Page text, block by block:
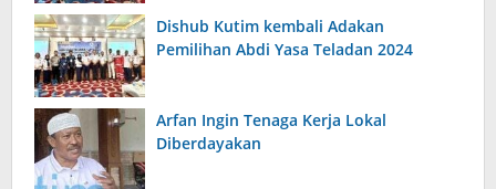
Dishub Kutim kembali Adakan
Pemilihan Abdi Yasa Teladan 2024
Arfan Ingin Tenaga Kerja Lokal
Diberdayakan